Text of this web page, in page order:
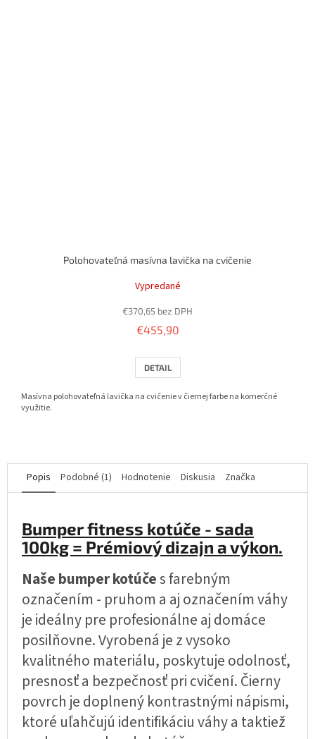
Polohovateľná masívna lavička na cvičenie
Vypredané
€370,65 bez DPH
€455,90
DETAIL
Masívna polohovateľná lavička na cvičenie v čiernej farbe na komerčné
využitie.
Popis Podobné (1) Hodnotenie Diskusia Značka
Bumper fitness kotúče - sada
100kg = Prémiový dizajn a výkon.
Naše bumper kotúčes farebným
označením - pruhom a aj označením váhy
je ideálny pre profesionálne aj domáce
posilňovne. Vyrobená je z vysoko
kvalitného materiálu, poskytuje odolnosť,
presnosť a bezpečnosť pri cvičení. Čierny
povrch je doplnený kontrastnými nápismi,
ktoré uľahčujú identifikáciu váhy a taktiež